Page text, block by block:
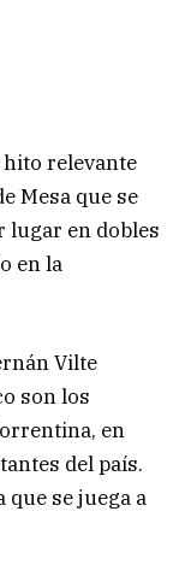
relevante
Mesa que se
lugar en dobles
en la
Vilte
son los
en
del país.
que se juega a